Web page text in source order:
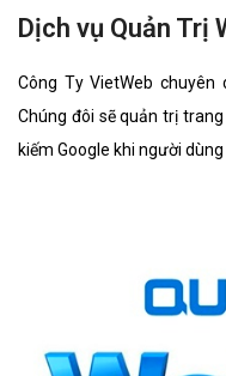
Dịch vụ Quản Trị
Công Ty VietWeb
Chúng đôi sẽ quản trị
kiếm Google khi người